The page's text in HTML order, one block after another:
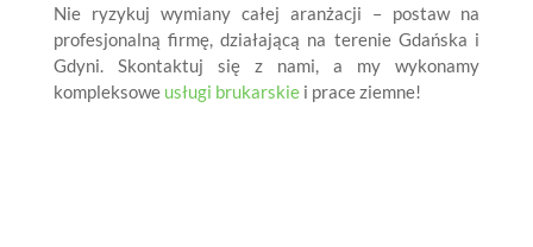
Nie ryzykuj wymiany całej aranżacji – postaw na
profesjonalną firmę, działającą na terenie Gdańska i
Gdyni. Skontaktuj się z nami, a my wykonamy
kompleksowe usługi brukarskiei prace ziemne!